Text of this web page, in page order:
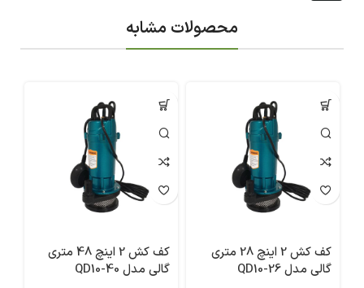
محصولات مشابه
کف کش 2 اینچ 28 متری
گالی مدل QD10-26
کف کش 2 اینچ 48 متری
گالی مدل QD10-40